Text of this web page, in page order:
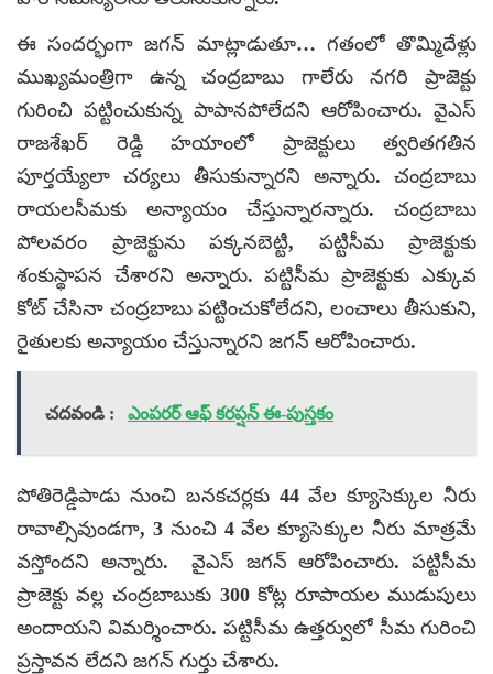
ఈ సందర్భంగా జగన్ మాట్లాడుతూ… గతంలో తొమ్మిదేళ్లు
ముఖ్యమంత్రిగా ఉన్న చంద్రబాబు గాలేరు నగరి ప్రాజెక్టు
గురించి పట్టించుకున్న పాపానపోలేదని ఆరోపించారు. వైఎస్
రాజశేఖర్ రెడ్డి హయాంలో ప్రాజెక్టులు త్వరితగతిన
పూర్తయ్యేలా చర్యలు తీసుకున్నారని అన్నారు. చంద్రబాబు
రాయలసీమకు అన్యాయం చేస్తున్నారన్నారు. చంద్రబాబు
పోలవరం ప్రాజెక్టును పక్కనబెట్టి, పట్టిసీమ ప్రాజెక్టుకు
శంకుస్థాపన చేశారని అన్నారు. పట్టిసీమ ప్రాజెక్టుకు ఎక్కువ
కోట్ చేసినా చంద్రబాబు పట్టించుకోలేదని, లంచాలు తీసుకుని,
రైతులకు అన్యాయం చేస్తున్నారని జగన్ ఆరోపించారు.
చదవండి : ఎంపరర్ ఆఫ్ కరప్షన్ ఈ-పుస్తకం
పోతిరెడ్డిపాడు నుంచి బనకచర్లకు 44 వేల క్యూసెక్కుల నీరు
రావాల్సివుండగా, 3 నుంచి 4 వేల క్యూసెక్కుల నీరు మాత్రమే
వస్తోందని అన్నారు. వైఎస్ జగన్ ఆరోపించారు. పట్టిసీమ
ప్రాజెక్టు వల్ల చంద్రబాబుకు 300 కోట్ల రూపాయల ముడుపులు
అందాయని విమర్శించారు. పట్టిసీమ ఉత్తర్వులో సీమ గురించి
ప్రస్తావన లేదని జగన్ గుర్తు చేశారు.